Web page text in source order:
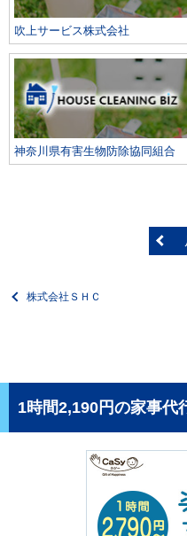
吹上サービス株式会社
神奈川県有害生物防除協同組合
株式会社ＳＨＣ
1時間2,190円の家事代